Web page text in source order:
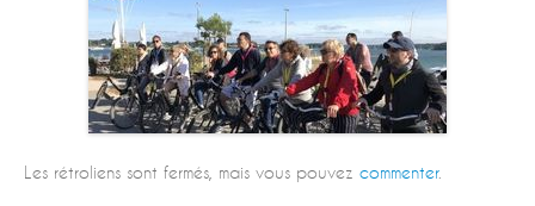
Les rétroliens sont fermés, mais vous pouvez commenter.